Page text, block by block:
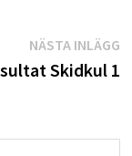
NÄSTA INLÄGG
Skidkul 1